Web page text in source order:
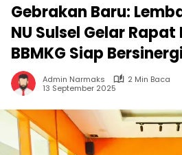
Gebrakan Baru:
NU Sulsel Gelar
BBMKG Siap Bersinergi
Admin Narmaks
2 Min Baca
13 September 2025